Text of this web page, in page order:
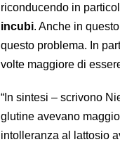
riconducendo in
incubi. Anche in
questo problema. In
volte maggiore di
“In sintesi – scrivono
glutine avevano
intolleranza al lattosio